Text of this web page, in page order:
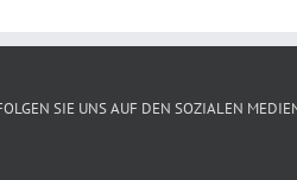
SIE UNS AUF DEN SOZIALEN